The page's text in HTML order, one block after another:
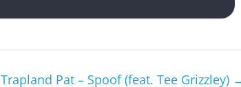
Trapland Pat – Spoof (feat. Tee Grizzley)